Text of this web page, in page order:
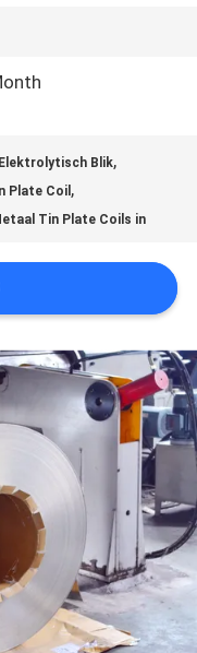
Blik,
Plate Coil ,
Tin Plate Coils in